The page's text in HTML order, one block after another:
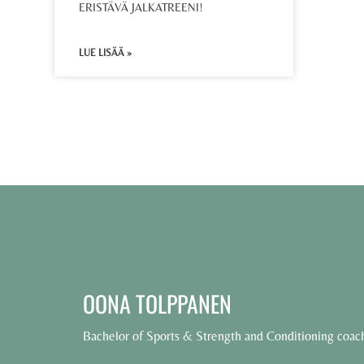
ERISTÄVÄ JALKATREENI!
LUE LISÄÄ »
OONA TOLPPANEN
Bachelor of Sports & Strength and Conditioning